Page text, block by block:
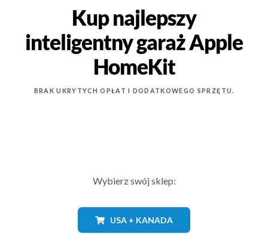
Kup najlepszy
inteligentny garaż Apple
HomeKit
BRAK UKRYTYCH OPŁAT I DODATKOWEGO SPRZĘTU.
Wybierz swój sklep:
USA + KANADA